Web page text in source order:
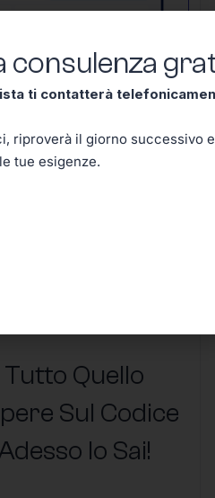
ti contatterà
mezz’ora per una
Se non dovesse
successivo e in
Quello
Sul Codice
lo Sai!
consulenza
ti contatterà
riproverà il giorno successivo
tue esigenze.